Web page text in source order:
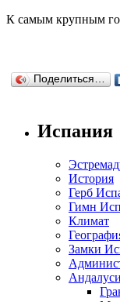
К самым крупным
Поделиться…
Испания
История
Герб
Гимн
Климат
Замки